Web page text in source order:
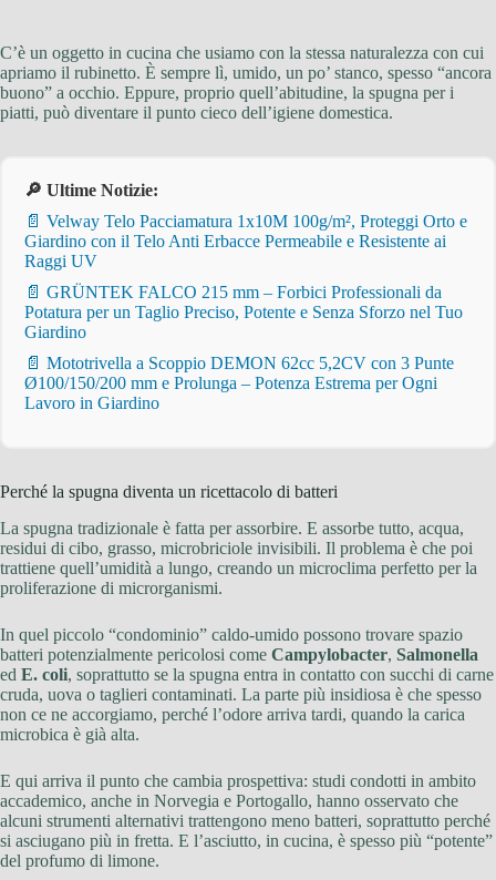
C’è un oggetto in cucina che usiamo con la stessa naturalezza con cui
apriamo il rubinetto. È sempre lì, umido, un po’ stanco, spesso “ancora
buono” a occhio. Eppure, proprio quell’abitudine, la spugna per i
piatti, può diventare il punto cieco dell’igiene domestica.
🔎 Ultime Notizie:
📄 Velway Telo Pacciamatura 1x10M 100g/m², Proteggi Orto e
Giardino con il Telo Anti Erbacce Permeabile e Resistente ai
Raggi UV
📄 GRÜNTEK FALCO 215 mm – Forbici Professionali da
Potatura per un Taglio Preciso, Potente e Senza Sforzo nel Tuo
Giardino
📄 Mototrivella a Scoppio DEMON 62cc 5,2CV con 3 Punte
Ø100/150/200 mm e Prolunga – Potenza Estrema per Ogni
Lavoro in Giardino
Perché la spugna diventa un ricettacolo di batteri
La spugna tradizionale è fatta per assorbire. E assorbe tutto, acqua,
residui di cibo, grasso, microbriciole invisibili. Il problema è che poi
trattiene quell’umidità a lungo, creando un microclima perfetto per la
proliferazione di microrganismi.
In quel piccolo “condominio” caldo-umido possono trovare spazio
batteri potenzialmente pericolosi come Campylobacter, Salmonella
ed E. coli, soprattutto se la spugna entra in contatto con succhi di carne
cruda, uova o taglieri contaminati. La parte più insidiosa è che spesso
non ce ne accorgiamo, perché l’odore arriva tardi, quando la carica
microbica è già alta.
E qui arriva il punto che cambia prospettiva: studi condotti in ambito
accademico, anche in Norvegia e Portogallo, hanno osservato che
alcuni strumenti alternativi trattengono meno batteri, soprattutto perché
si asciugano più in fretta. E l’asciutto, in cucina, è spesso più “potente”
del profumo di limone.